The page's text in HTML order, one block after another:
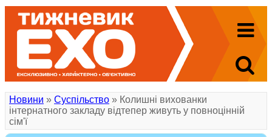
Новини » Суспільство » Колишні вихованки
інтернатного закладу відтепер живуть у повноцінній
сім'ї